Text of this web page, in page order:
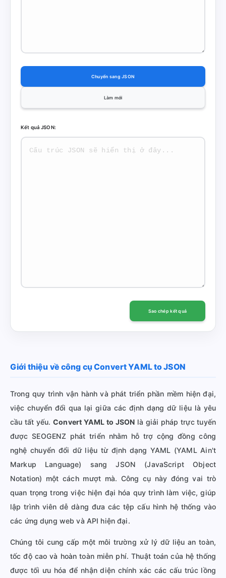
Chuyển sang JSON
Làm mới
Kết quả JSON:
Sao chép kết quả
Giới thiệu về công cụ Convert YAML to JSON
Trong quy trình vận hành và phát triển phần mềm hiện đại,
việc chuyển đổi qua lại giữa các định dạng dữ liệu là yêu
cầu tất yếu.Convert YAML to JSON là giải pháp trực tuyến
được SEOGENZ phát triển nhằm hỗ trợ cộng đồng công
nghệ chuyển đổi dữ liệu từ định dạng YAML (YAML Ain't
Markup Language) sang JSON (JavaScript Object
Notation) một cách mượt mà. Công cụ này đóng vai trò
quan trọng trong việc hiện đại hóa quy trình làm việc, giúp
lập trình viên dễ dàng đưa các tệp cấu hình hệ thống vào
các ứng dụng web và API hiện đại.
Chúng tôi cung cấp một môi trường xử lý dữ liệu an toàn,
tốc độ cao và hoàn toàn miễn phí. Thuật toán của hệ thống
được tối ưu hóa để nhận diện chính xác các cấu trúc lồng